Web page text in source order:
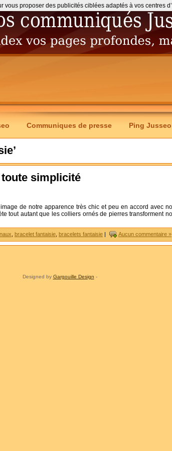
Communiques de presse Ping Jusseo
simplicité
de notre apparence très chic et peu en accord avec
tout autant que les colliers ornés de pierres transforment
bracelet fantaisie bracelets fantaisie | Aucun commentaire »
Designed by Gargouille Design -
proposer des publicités ciblées adaptés à vos centres